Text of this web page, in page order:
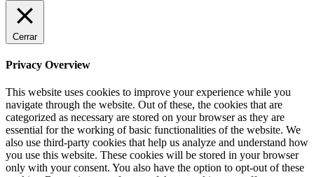
Cerrar
Privacy Overview
This website uses cookies to improve your experience while you
navigate through the website. Out of these, the cookies that are
categorized as necessary are stored on your browser as they are
essential for the working of basic functionalities of the website. We
also use third-party cookies that help us analyze and understand how
you use this website. These cookies will be stored in your browser
only with your consent. You also have the option to opt-out of these